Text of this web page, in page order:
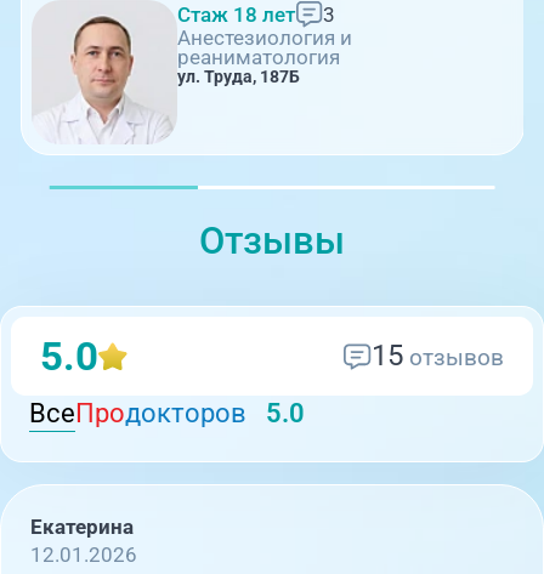
Стаж 18 лет
3
Анестезиология и
реаниматология
ул. Труда, 187Б
Отзывы
5.0 15отзывов
ВсеПродокторов 5.0
Екатерина
12.01.2026